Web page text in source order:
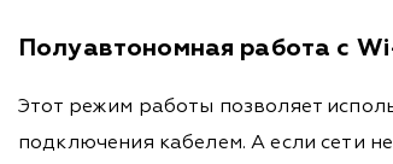
Полуавтономная работа с
Этот режим работы позволяет
подключения кабелем. А если сети